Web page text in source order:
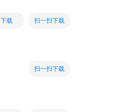
下载 扫一扫下载
扫一扫下载